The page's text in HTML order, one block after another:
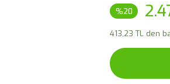
%20
413,23 TL den